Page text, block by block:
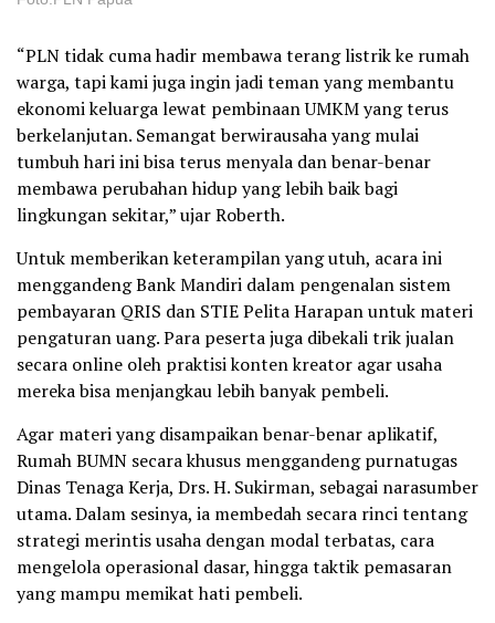
“PLN tidak cuma hadir membawa terang listrik ke rumah
warga, tapi kami juga ingin jadi teman yang membantu
ekonomi keluarga lewat pembinaan UMKM yang terus
berkelanjutan. Semangat berwirausaha yang mulai
tumbuh hari ini bisa terus menyala dan benar-benar
membawa perubahan hidup yang lebih baik bagi
lingkungan sekitar,” ujar Roberth.
Untuk memberikan keterampilan yang utuh, acara ini
menggandeng Bank Mandiri dalam pengenalan sistem
pembayaran QRIS dan STIE Pelita Harapan untuk materi
pengaturan uang. Para peserta juga dibekali trik jualan
secara online oleh praktisi konten kreator agar usaha
mereka bisa menjangkau lebih banyak pembeli.
Agar materi yang disampaikan benar-benar aplikatif,
Rumah BUMN secara khusus menggandeng purnatugas
Dinas Tenaga Kerja, Drs. H. Sukirman, sebagai narasumber
utama. Dalam sesinya, ia membedah secara rinci tentang
strategi merintis usaha dengan modal terbatas, cara
mengelola operasional dasar, hingga taktik pemasaran
yang mampu memikat hati pembeli.